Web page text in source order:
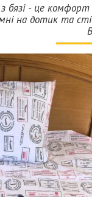
з бязі - це
на дотик та